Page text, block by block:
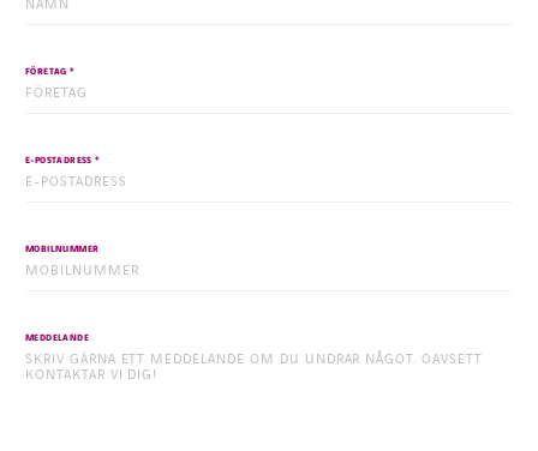
FÖRETAG *
E-POSTADRESS *
MOBILNUMMER
MEDDELANDE